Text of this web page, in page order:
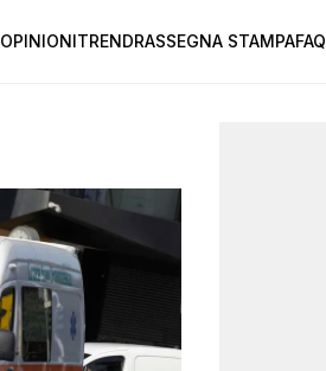
OPINIONITRENDRASSEGNA STAMPAFAQ